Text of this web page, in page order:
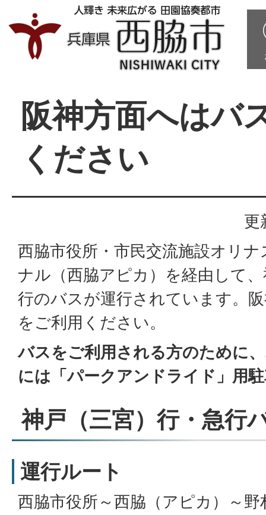
阪神方面へはバ
ください
更
西脇市役所・市民交流施設オリ
ナル（西脇アピカ）を経由して
行のバスが運行されています。
をご利用ください。
バスをご利用される方のために
には「パークアンドライド」用
神戸（三宮）行・急行
運行ルート
西脇市役所～西脇（アピカ）～